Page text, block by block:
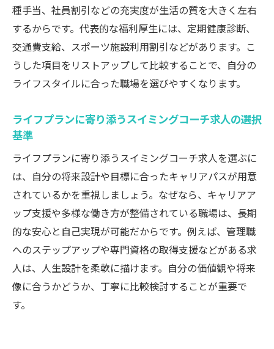
種手当、社員割引などの充実度が生活の質を大きく左右
するからです。代表的な福利厚生には、定期健康診断、
交通費支給、スポーツ施設利用割引などがあります。こ
うした項目をリストアップして比較することで、自分の
ライフスタイルに合った職場を選びやすくなります。
ライフプランに寄り添うスイミングコーチ求人の選択
基準
ライフプランに寄り添うスイミングコーチ求人を選ぶに
は、自分の将来設計や目標に合ったキャリアパスが用意
されているかを重視しましょう。なぜなら、キャリアア
ップ支援や多様な働き方が整備されている職場は、長期
的な安心と自己実現が可能だからです。例えば、管理職
へのステップアップや専門資格の取得支援などがある求
人は、人生設計を柔軟に描けます。自分の価値観や将来
像に合うかどうか、丁寧に比較検討することが重要で
す。